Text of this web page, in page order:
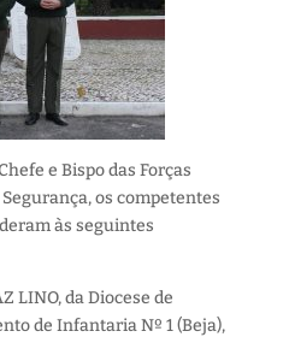
e Bispo das Forças
os competentes
às seguintes
LINO, da Diocese de
de Infantaria Nº 1 (Beja),